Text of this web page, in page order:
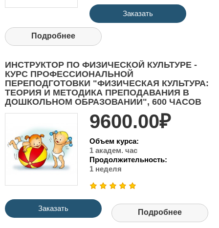
Заказать
Подробнее
ИНСТРУКТОР ПО ФИЗИЧЕСКОЙ КУЛЬТУРЕ -
КУРС ПРОФЕССИОНАЛЬНОЙ
ПЕРЕПОДГОТОВКИ "ФИЗИЧЕСКАЯ КУЛЬТУРА:
ТЕОРИЯ И МЕТОДИКА ПРЕПОДАВАНИЯ В
ДОШКОЛЬНОМ ОБРАЗОВАНИИ", 600 ЧАСОВ
9600.00₽
Объем курса:
1 академ. час
Продолжительность:
1 неделя
Заказать Подробнее